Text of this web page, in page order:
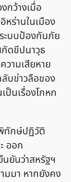
กว้างเมื่อ
หร่านในเมือง
ะบบป้องกันภัย
ดขีปนาวุธ
วามเสียหาย
บข่าวลือของ
ป็นเรื่องโกหก
ทักษ์ปฏิวัติ
ออก
ยันว่าสหรัฐฯ
มมา หากยังคง